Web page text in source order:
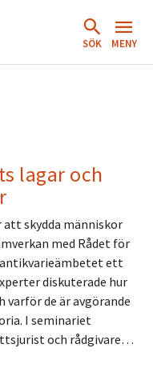
SÖK MENY
lagar och
skydda människor
med Rådet för
ett
diskuterade hur
varför de är avgörande
I seminariet
och rådgivare…